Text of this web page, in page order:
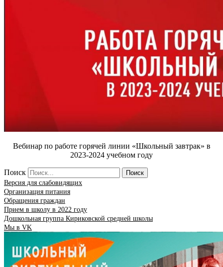
Вебинар по работе горячей линии «Школьный завтрак» в
2023-2024 учебном году
Поиск
Поиск
Версия для слабовидящих
Организация питания
Обращения граждан
Прием в школу в 2022 году
Дошкольная группа Кириковской средней школы
Мы в VK